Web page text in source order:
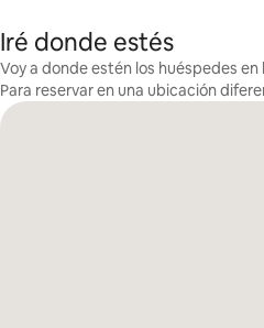
Iré donde estés
Voy a donde estén los huéspedes
Para reservar en una ubicación